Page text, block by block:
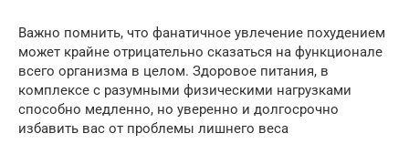
Важно помнить, что фанатичное увлечение похудением
может крайне отрицательно сказаться на функционале
всего организма в целом. Здоровое питания, в
комплексе с разумными физическими нагрузками
способно медленно, но уверенно и долгосрочно
избавить вас от проблемы лишнего веса